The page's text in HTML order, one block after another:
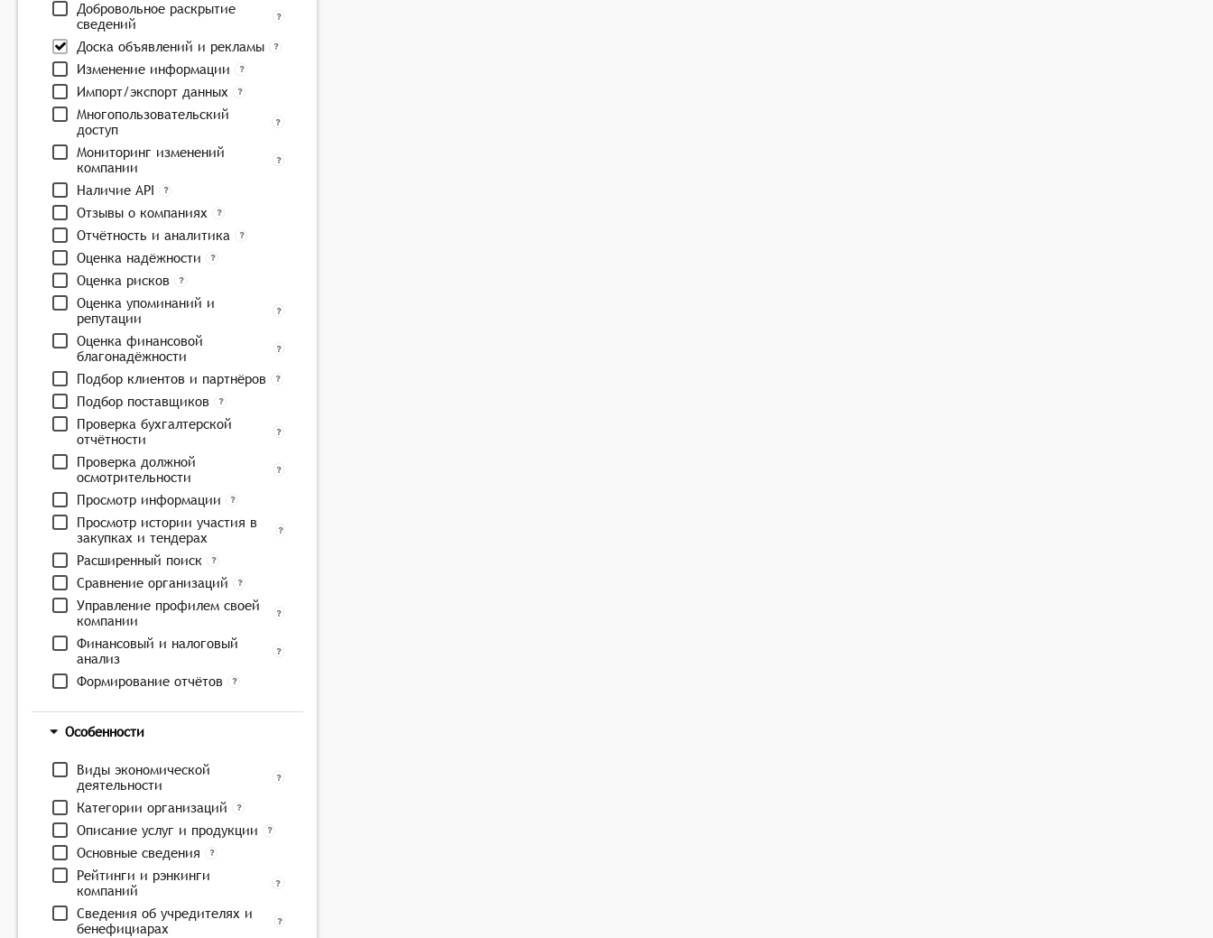
Добровольное раскрытие
сведений
Доска объявлений и рекламы
Изменение информации
Импорт/экспорт данных
Многопользовательский
доступ
Мониторинг изменений
компании
Наличие API
Отзывы о компаниях
Отчётность и аналитика
Оценка надёжности
Оценка рисков
Оценка упоминаний и
репутации
Оценка финансовой
благонадёжности
Подбор клиентов и партнёров
Подбор поставщиков
Проверка бухгалтерской
отчётности
Проверка должной
осмотрительности
Просмотр информации
Просмотр истории участия в
закупках и тендерах
Расширенный поиск
Сравнение организаций
Управление профилем своей
компании
Финансовый и налоговый
анализ
Формирование отчётов
Особенности
Виды экономической
деятельности
Категории организаций
Описание услуг и продукции
Основные сведения
Рейтинги и рэнкинги
компаний
Сведения об учредителях и
бенефициарах